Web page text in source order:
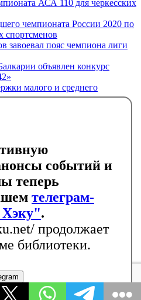
АСА 110 для черкесских
чемпионата России 2020 по
завоевал пояс чемпиона лиги
объявлен конкурс
малого и среднего
регионах компактного
инфоканал в Telegram
событий и
теперь
телеграм-
.
продолжает
библиотеки.